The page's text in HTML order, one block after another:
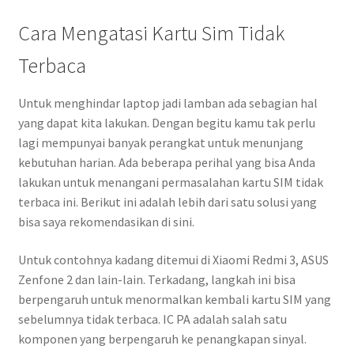
Cara Mengatasi Kartu Sim Tidak
Terbaca
Untuk menghindar laptop jadi lamban ada sebagian hal
yang dapat kita lakukan. Dengan begitu kamu tak perlu
lagi mempunyai banyak perangkat untuk menunjang
kebutuhan harian. Ada beberapa perihal yang bisa Anda
lakukan untuk menangani permasalahan kartu SIM tidak
terbaca ini. Berikut ini adalah lebih dari satu solusi yang
bisa saya rekomendasikan di sini.
Untuk contohnya kadang ditemui di Xiaomi Redmi 3, ASUS
Zenfone 2 dan lain-lain. Terkadang, langkah ini bisa
berpengaruh untuk menormalkan kembali kartu SIM yang
sebelumnya tidak terbaca. IC PA adalah salah satu
komponen yang berpengaruh ke penangkapan sinyal.